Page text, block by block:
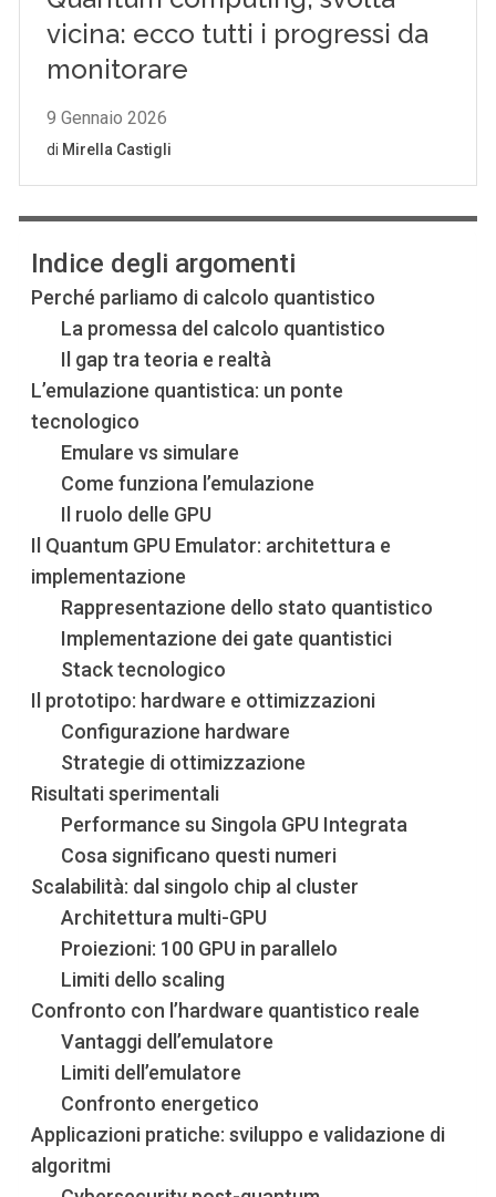
Indice degli argomenti
Perché parliamo di calcolo quantistico
La promessa del calcolo quantistico
Il gap tra teoria e realtà
L’emulazione quantistica: un ponte
tecnologico
Emulare vs simulare
Come funziona l’emulazione
Il ruolo delle GPU
Il Quantum GPU Emulator: architettura e
implementazione
Rappresentazione dello stato quantistico
Implementazione dei gate quantistici
Stack tecnologico
Il prototipo: hardware e ottimizzazioni
Configurazione hardware
Strategie di ottimizzazione
Risultati sperimentali
Performance su Singola GPU Integrata
Cosa significano questi numeri
Scalabilità: dal singolo chip al cluster
Architettura multi-GPU
Proiezioni: 100 GPU in parallelo
Limiti dello scaling
Confronto con l’hardware quantistico reale
Vantaggi dell’emulatore
Limiti dell’emulatore
Confronto energetico
Applicazioni pratiche: sviluppo e validazione di
algoritmi